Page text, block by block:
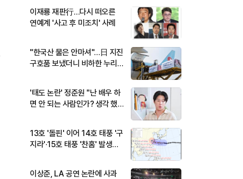
이재룡 재판行…다시 떠오른
연예계 '사고 후 미조치' 사례
"한국산 물은 안마셔"…日 지진
구호품 보냈더니 비하한 누리
'태도 논란' 정준원 "난 배우 하
면 안 되는 사람인가? 생각 했
13호 '돌핀' 이어 14호 태풍 '구
지라'·15호 태풍 '찬홈' 발생…
이상준, LA 공연 논란에 사과